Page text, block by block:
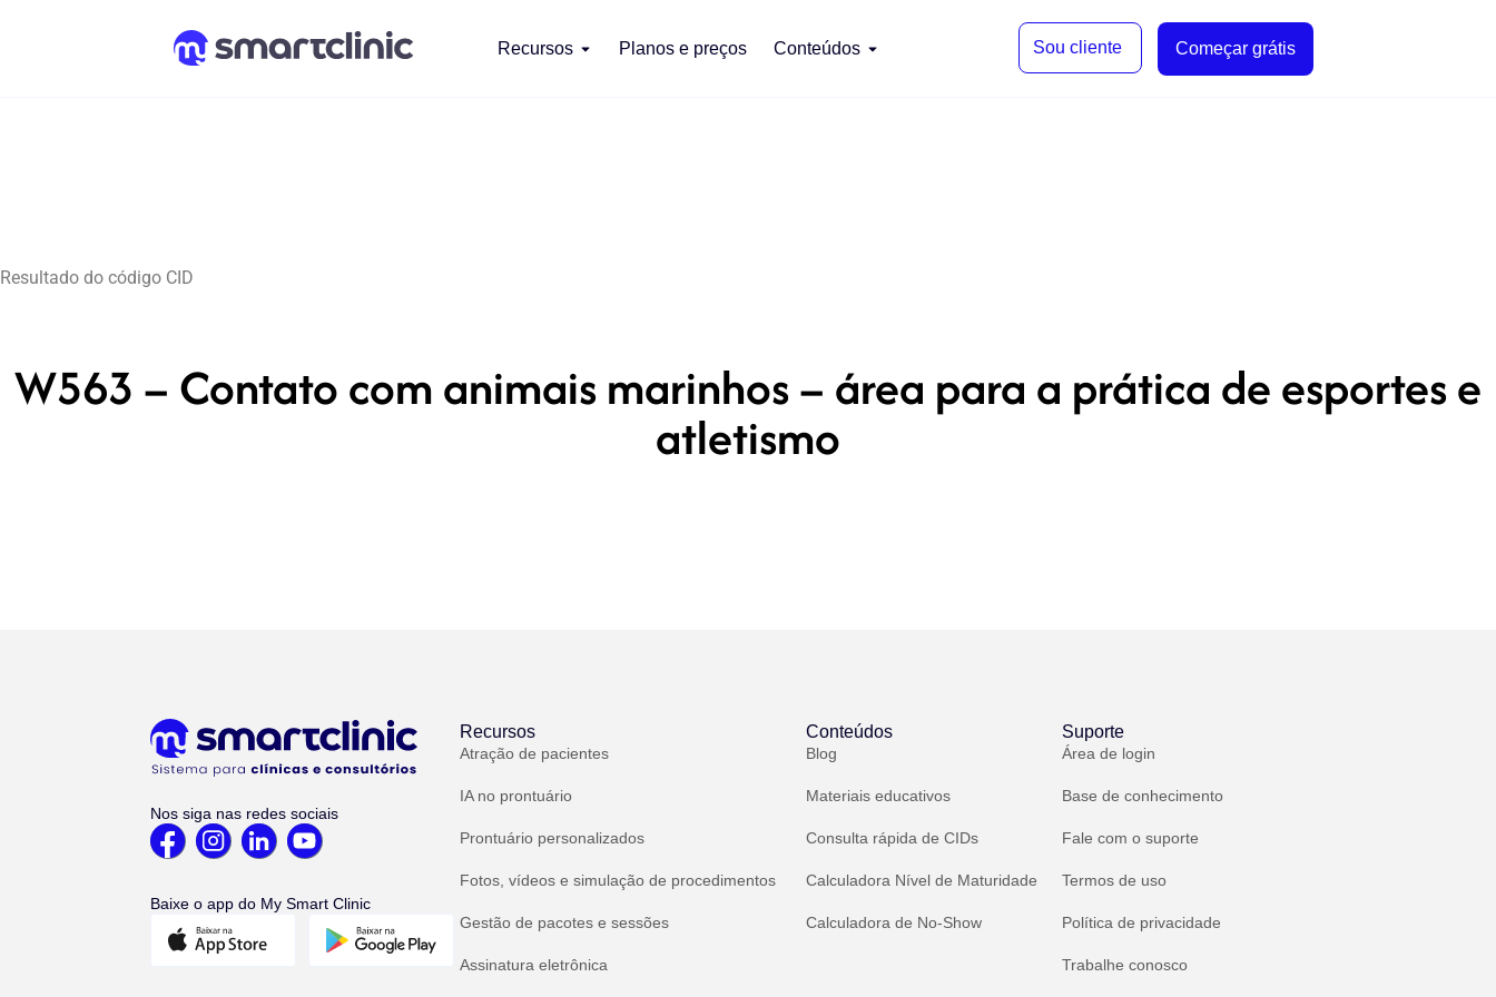
Recursos Planos e preços Conteúdos Sou cliente Começar grátis
Resultado do código CID
W563 – Contato com animais marinhos – área para a prática de esportes e
atletismo
Nos siga nas redes sociais
Baixe o app do My Smart Clinic
Recursos
Atração de pacientes
IA no prontuário
Prontuário personalizados
Fotos, vídeos e simulação de procedimentos
Gestão de pacotes e sessões
Assinatura eletrônica
Conteúdos
Blog
Materiais educativos
Consulta rápida de CIDs
Calculadora Nível de Maturidade
Calculadora de No-Show
Suporte
Área de login
Base de conhecimento
Fale com o suporte
Termos de uso
Política de privacidade
Trabalhe conosco